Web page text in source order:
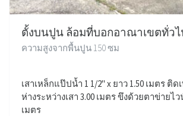
ตั้งบนปูน ล้อมที่บอกอาณาเขตทั่วไ
ความสูงจากพื้นปูน 150 ซม
เสาเหล็กแป๊ปน้ำ 1 1/2" x ยาว 1.50 เมตร ติ
ห่างระหว่างเสา 3.00 เมตร ขึงด้วยตาข่ายไ
เมตร